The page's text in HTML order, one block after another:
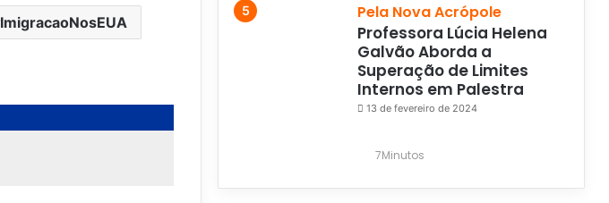
ImigracaoNosEUA Pela Nova Acrópole
Professora Lúcia Helena
Galvão Aborda a
Superação de Limites
Internos em Palestra
13 de fevereiro de 2024
7Minutos